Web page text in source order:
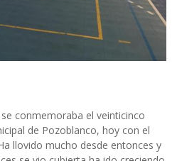
conmemoraba el veinticinco
de Pozoblanco, hoy con el
llovido mucho desde entonces y